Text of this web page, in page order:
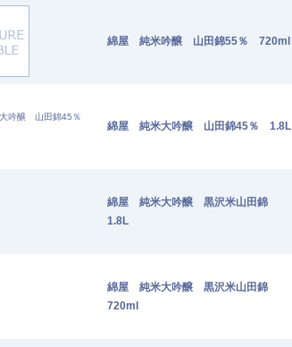
綿屋 純米吟醸 山田錦55％ 720ml
綿屋 純米大吟醸 山田錦45％ 1.8L
綿屋 純米大吟醸 黒沢米山田錦
1.8L
綿屋 純米大吟醸 黒沢米山田錦
720ml